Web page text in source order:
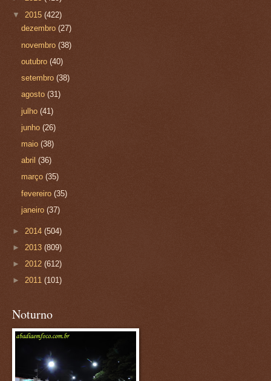
▼ 2015 (422)
dezembro(27)
novembro(38)
outubro(40)
setembro(38)
agosto(31)
julho(41)
junho(26)
maio(38)
abril(36)
março(35)
fevereiro(35)
janeiro(37)
► 2014 (504)
► 2013 (809)
► 2012 (612)
► 2011 (101)
Noturno